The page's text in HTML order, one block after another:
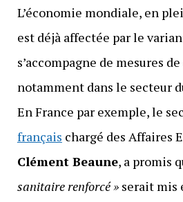
L’économie mondiale, en
est déjà affectée par le
s’accompagne de mesures
notamment dans le secteur
En France par exemple, le
français chargé des Affaires
Clément Beaune, a promis
sanitaire renforcé »serait mis